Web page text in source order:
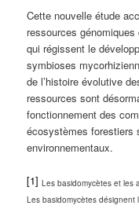
Cette nouvelle étude
ressources
qui régissent le
symbioses
de l’histoire évolutive
ressources sont
fonctionnement des
écosystèmes forestiers
environnementaux.
[1] Les basidomycètes et les
Les basidomycètes désignent